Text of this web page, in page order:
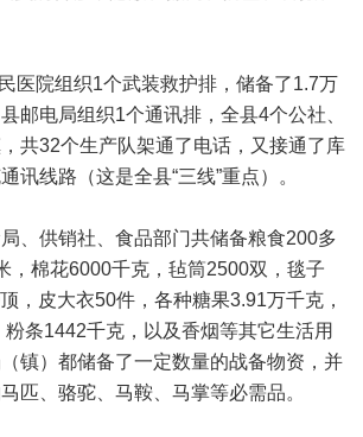
医院组织1个武装救护排，储备了1.7万
邮电局组织1个通讯排，全县4个公社、
共32个生产队架通了电话，又接通了库
讯线路（这是全县“三线”重点）。
、供销社、食品部门共储备粮食200多
，棉花6000千克，毡筒2500双，毯子
，皮大衣50件，各种糖果3.91万千克，
条1442千克，以及香烟等其它生活用
镇）都储备了一定数量的战备物资，并
匹、骆驼、马鞍、马掌等必需品。